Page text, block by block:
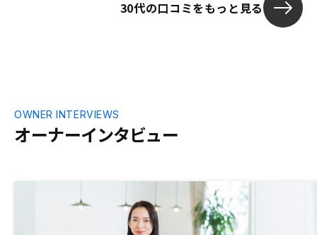
30代の口コミをもっと見る
オーナーインタビュー
OWNER INTERVIEWS